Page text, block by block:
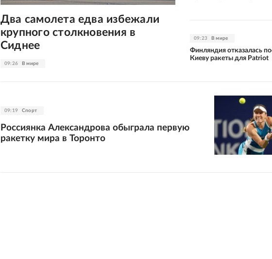
09:26 В мире
Два самолета едва избежали
крупного столкновения в
Сиднее
09:23 В мире
Финляндия отказалась
Киеву ракеты для Patriot
09:19 Спорт
Россиянка Александрова обыграла первую
ракетку мира в Торонто